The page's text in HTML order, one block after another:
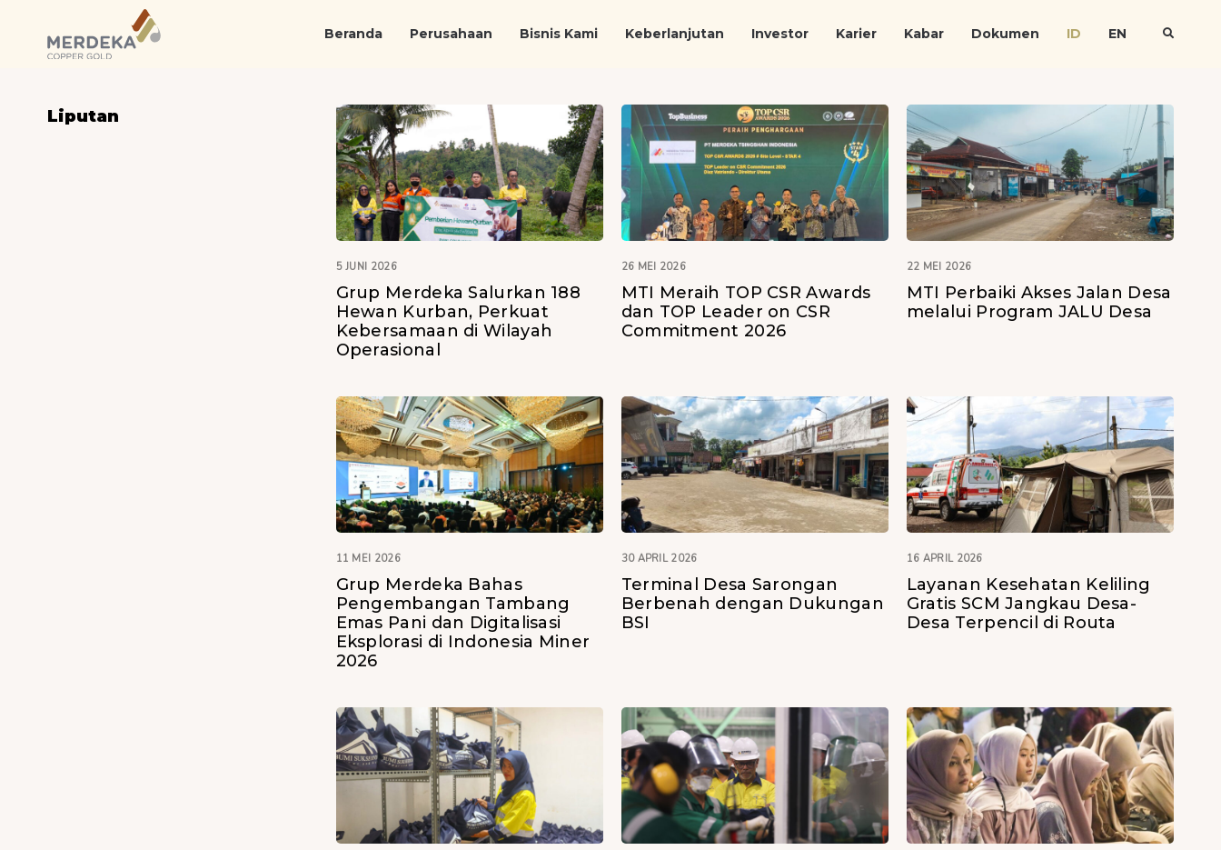
primary
Beranda Perusahaan Bisnis Kami Keberlanjutan Investor Karier Kabar Dokumen ID EN
Liputan
5 JUNI 2026
Grup Merdeka Salurkan 188
Hewan Kurban, Perkuat
Kebersamaan di Wilayah
Operasional
26 MEI 2026
MTI Meraih TOP CSR Awards
dan TOP Leader on CSR
Commitment 2026
22 MEI 2026
MTI Perbaiki Akses Jalan Desa
melalui Program JALU Desa
11 MEI 2026
Grup Merdeka Bahas
Pengembangan Tambang
Emas Pani dan Digitalisasi
Eksplorasi di Indonesia Miner
2026
30 APRIL 2026
Terminal Desa Sarongan
Berbenah dengan Dukungan
BSI
16 APRIL 2026
Layanan Kesehatan Keliling
Gratis SCM Jangkau Desa-
Desa Terpencil di Routa